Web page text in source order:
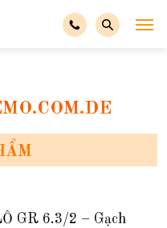
GR 6.3/2 – Gạch